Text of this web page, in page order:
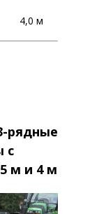
4,0 м
рядные
с
м и 4 м